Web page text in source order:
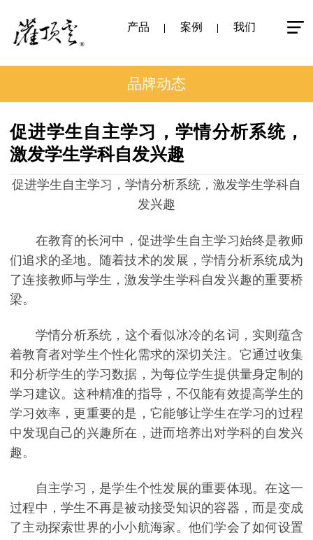
产品 案例 我们
品牌动态
促进学生自主学习，学情分析系统，
激发学生学科自发兴趣
促进学生自主学习，学情分析系统，激发学生学科自
发兴趣
在教育的长河中，促进学生自主学习始终是教师
们追求的圣地。随着技术的发展，学情分析系统成为
了连接教师与学生，激发学生学科自发兴趣的重要桥
梁。
学情分析系统，这个看似冰冷的名词，实则蕴含
着教育者对学生个性化需求的深切关注。它通过收集
和分析学生的学习数据，为每位学生提供量身定制的
学习建议。这种精准的指导，不仅能有效提高学生的
学习效率，更重要的是，它能够让学生在学习的过程
中发现自己的兴趣所在，进而培养出对学科的自发兴
趣。
自主学习，是学生个性发展的重要体现。在这一
过程中，学生不再是被动接受知识的容器，而是变成
了主动探索世界的小小航海家。他们学会了如何设置